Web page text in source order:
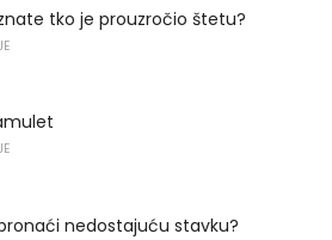
tko je prouzročio štetu?
nedostajuću stavku?